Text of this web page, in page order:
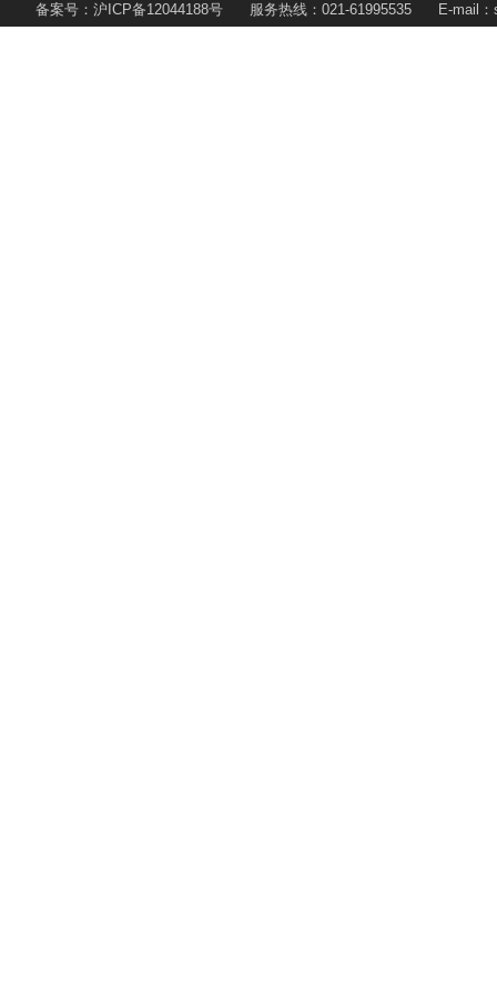
备案号：沪ICP备12044188号 服务热线：021-61995535 E-mail